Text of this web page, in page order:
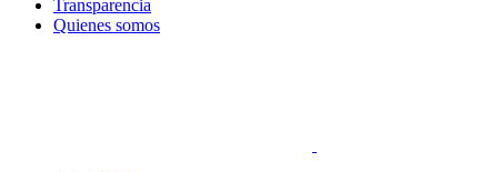
Transparencia
Quienes somos